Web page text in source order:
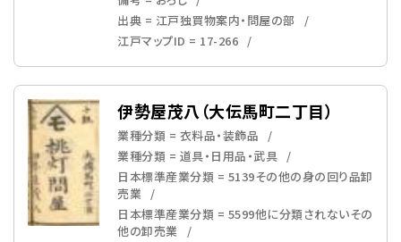
出典 = 江戸独買物案内・問屋の部
江戸マップID = 17-266
伊勢屋茂八（大伝馬町二丁目）
業種分類 = 衣料品・装飾品
業種分類 = 道具・日用品・武具
日本標準産業分類 = 5139その他の身の回り品卸
売業
日本標準産業分類 = 5599他に分類されないその
他の卸売業